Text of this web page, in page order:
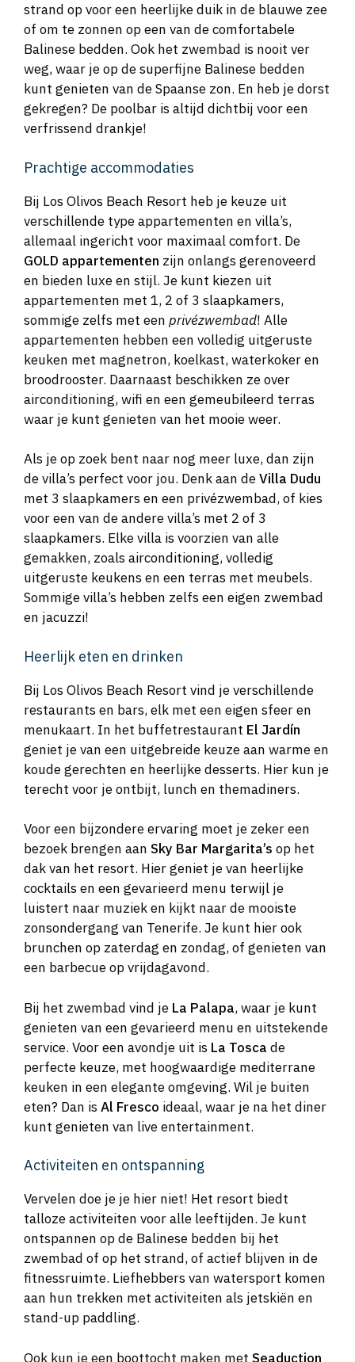
strand op voor een heerlijke duik in de blauwe zee
of om te zonnen op een van de comfortabele
Balinese bedden. Ook het zwembad is nooit ver
weg, waar je op de superfijne Balinese bedden
kunt genieten van de Spaanse zon. En heb je dorst
gekregen? De poolbar is altijd dichtbij voor een
verfrissend drankje!
Prachtige accommodaties
Bij Los Olivos Beach Resort heb je keuze uit
verschillende type appartementen en villa’s,
allemaal ingericht voor maximaal comfort. De
GOLD appartementen zijn onlangs gerenoveerd
en bieden luxe en stijl. Je kunt kiezen uit
appartementen met 1, 2 of 3 slaapkamers,
sommige zelfs met een privézwembad! Alle
appartementen hebben een volledig uitgeruste
keuken met magnetron, koelkast, waterkoker en
broodrooster. Daarnaast beschikken ze over
airconditioning, wifi en een gemeubileerd terras
waar je kunt genieten van het mooie weer.
Als je op zoek bent naar nog meer luxe, dan zijn
de villa’s perfect voor jou. Denk aan deVilla Dudu
met 3 slaapkamers en een privézwembad, of kies
voor een van de andere villa’s met 2 of 3
slaapkamers. Elke villa is voorzien van alle
gemakken, zoals airconditioning, volledig
uitgeruste keukens en een terras met meubels.
Sommige villa’s hebben zelfs een eigen zwembad
en jacuzzi!
Heerlijk eten en drinken
Bij Los Olivos Beach Resort vind je verschillende
restaurants en bars, elk met een eigen sfeer en
menukaart. In het buffetrestaurant El Jardín
geniet je van een uitgebreide keuze aan warme en
koude gerechten en heerlijke desserts. Hier kun je
terecht voor je ontbijt, lunch en themadiners.
Voor een bijzondere ervaring moet je zeker een
bezoek brengen aan Sky Bar Margarita’s op het
dak van het resort. Hier geniet je van heerlijke
cocktails en een gevarieerd menu terwijl je
luistert naar muziek en kijkt naar de mooiste
zonsondergang van Tenerife. Je kunt hier ook
brunchen op zaterdag en zondag, of genieten van
een barbecue op vrijdagavond.
Bij het zwembad vind je La Palapa, waar je kunt
genieten van een gevarieerd menu en uitstekende
service. Voor een avondje uit is La Tosca de
perfecte keuze, met hoogwaardige mediterrane
keuken in een elegante omgeving. Wil je buiten
eten? Dan isAl Fresco ideaal, waar je na het diner
kunt genieten van live entertainment.
Activiteiten en ontspanning
Vervelen doe je je hier niet! Het resort biedt
talloze activiteiten voor alle leeftijden. Je kunt
ontspannen op de Balinese bedden bij het
zwembad of op het strand, of actief blijven in de
fitnessruimte. Liefhebbers van watersport komen
aan hun trekken met activiteiten als jetskiën en
stand-up paddling.
Ook kun je een boottocht maken met Seaduction